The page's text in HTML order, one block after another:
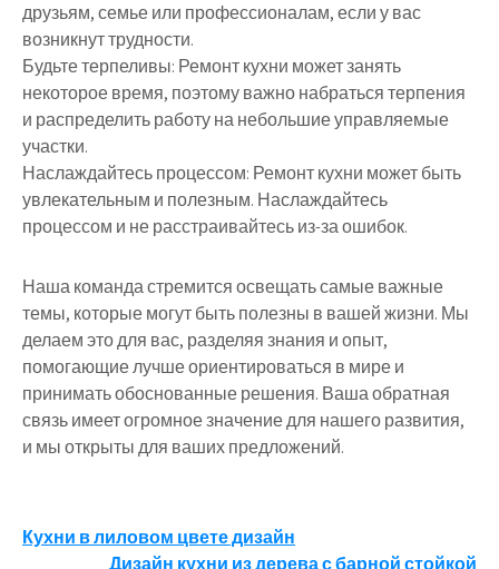
друзьям, семье или профессионалам, если у вас
возникнут трудности.
Будьте терпеливы: Ремонт кухни может занять
некоторое время, поэтому важно набраться терпения
и распределить работу на небольшие управляемые
участки.
Наслаждайтесь процессом: Ремонт кухни может быть
увлекательным и полезным. Наслаждайтесь
процессом и не расстраивайтесь из-за ошибок.
Наша команда стремится освещать самые важные
темы, которые могут быть полезны в вашей жизни. Мы
делаем это для вас, разделяя знания и опыт,
помогающие лучше ориентироваться в мире и
принимать обоснованные решения. Ваша обратная
связь имеет огромное значение для нашего развития,
и мы открыты для ваших предложений.
Навигация
Кухни в лиловом цвете дизайн
Дизайн кухни из дерева с барной стойкой